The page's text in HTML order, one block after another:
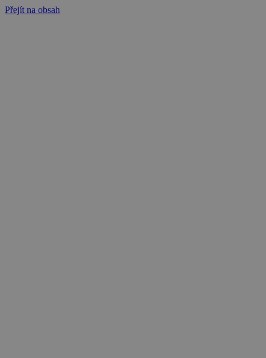
Přejít na obsah